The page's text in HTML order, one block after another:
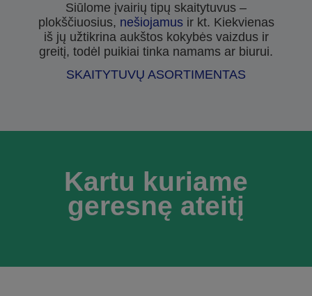
Siūlome įvairių tipų skaitytuvus –
plokščiuosius, nešiojamusir kt. Kiekvienas
iš jų užtikrina aukštos kokybės vaizdus ir
greitį, todėl puikiai tinka namams ar biurui.
SKAITYTUVŲ ASORTIMENTAS
Kartu kuriame
geresnę ateitį